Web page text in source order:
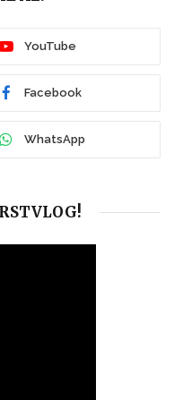
YouTube
Facebook
WhatsApp